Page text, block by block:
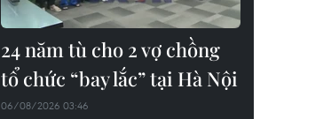
24 năm tù cho 2 vợ chồng
tổ chức “bay lắc” tại Hà Nội
06/08/2026 03:46